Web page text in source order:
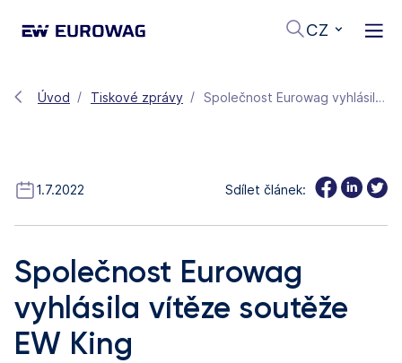
CZ
Úvod Tiskové zprávy Společnost Eurowag vyhlásila vítěze soutěže EW King
1.7.2022 Sdílet článek:
Společnost Eurowag
vyhlásila vítěze soutěže
EW King